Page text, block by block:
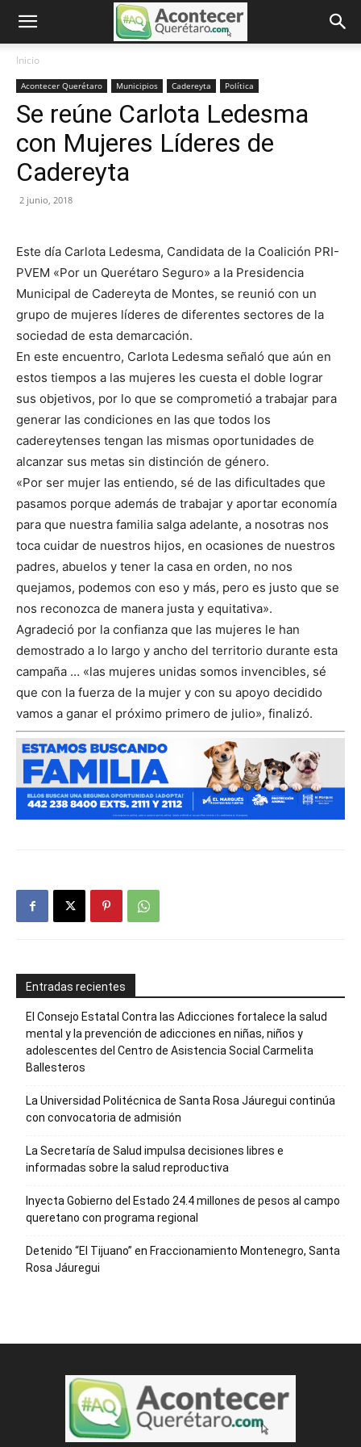
Inicio
Acontecer Querétaro Municipios Cadereyta Política
Se reúne Carlota Ledesma
con Mujeres Líderes de
Cadereyta
2 junio, 2018
Este día Carlota Ledesma, Candidata de la Coalición PRI-
PVEM «Por un Querétaro Seguro» a la Presidencia
Municipal de Cadereyta de Montes, se reunió con un
grupo de mujeres líderes de diferentes sectores de la
sociedad de esta demarcación.
En este encuentro, Carlota Ledesma señaló que aún en
estos tiempos a las mujeres les cuesta el doble lograr
sus objetivos, por lo que se comprometió a trabajar para
generar las condiciones en las que todos los
cadereytenses tengan las mismas oportunidades de
alcanzar sus metas sin distinción de género.
«Por ser mujer las entiendo, sé de las dificultades que
pasamos porque además de trabajar y aportar economía
para que nuestra familia salga adelante, a nosotras nos
toca cuidar de nuestros hijos, en ocasiones de nuestros
padres, abuelos y tener la casa en orden, no nos
quejamos, podemos con eso y más, pero es justo que se
nos reconozca de manera justa y equitativa».
Agradeció por la confianza que las mujeres le han
demostrado a lo largo y ancho del territorio durante esta
campaña … «las mujeres unidas somos invencibles, sé
que con la fuerza de la mujer y con su apoyo decidido
vamos a ganar el próximo primero de julio», finalizó.
Entradas recientes
El Consejo Estatal Contra las Adicciones fortalece la salud
mental y la prevención de adicciones en niñas, niños y
adolescentes del Centro de Asistencia Social Carmelita
Ballesteros
La Universidad Politécnica de Santa Rosa Jáuregui continúa
con convocatoria de admisión
La Secretaría de Salud impulsa decisiones libres e
informadas sobre la salud reproductiva
Inyecta Gobierno del Estado 24.4 millones de pesos al campo
queretano con programa regional
Detenido “El Tijuano” en Fraccionamiento Montenegro, Santa
Rosa Jáuregui